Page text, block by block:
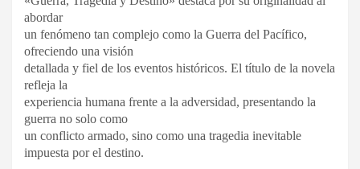
abordar
un fenómeno tan complejo como la Guerra del Pacífico,
ofreciendo una visión
detallada y fiel de los eventos históricos. El título de la novela
refleja la
experiencia humana frente a la adversidad, presentando la
guerra no solo como
un conflicto armado, sino como una tragedia inevitable
impuesta por el destino.